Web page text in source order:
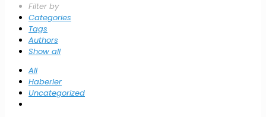
Filter by
Categories
Tags
Authors
Show all
All
Haberler
Uncategorized